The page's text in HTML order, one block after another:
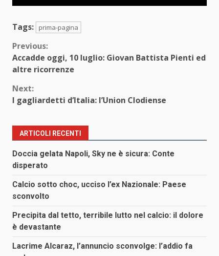
Tags: prima-pagina
Continue
Reading
Previous:
Accadde oggi, 10 luglio: Giovan Battista Pienti ed
altre ricorrenze
Next:
I gagliardetti d’Italia: l’Union Clodiense
ARTICOLI RECENTI
Doccia gelata Napoli, Sky ne è sicura: Conte
disperato
Calcio sotto choc, ucciso l’ex Nazionale: Paese
sconvolto
Precipita dal tetto, terribile lutto nel calcio: il dolore
è devastante
Lacrime Alcaraz, l’annuncio sconvolge: l’addio fa